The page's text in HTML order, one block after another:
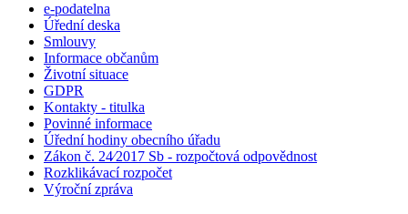
e-podatelna
Úřední deska
Smlouvy
Informace občanům
Životní situace
GDPR
Kontakty - titulka
Povinné informace
Úřední hodiny obecního úřadu
Zákon č. 24⁄2017 Sb - rozpočtová odpovědnost
Rozklikávací rozpočet
Výroční zpráva